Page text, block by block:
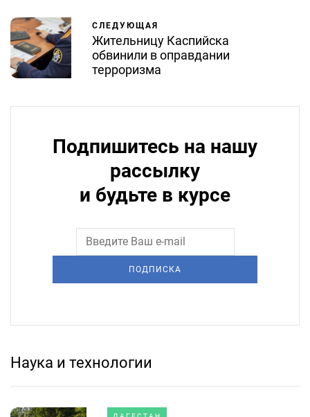
СЛЕДУЮЩАЯ
Жительницу Каспийска
обвинили в оправдании
терроризма
Подпишитесь на нашу
рассылку
и будьте в курсе
ПОДПИСКА
Наука и технологии